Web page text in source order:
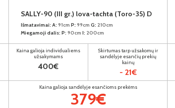
SALLY-90 (III gr.) lova-tachta (Toro-35) D
Išmatavimai: A: 91cm P: 99cm G: 210cm
Miegamoji dalis: P: 90cm I: 200cm
Kaina galioja individualiems
užsakymams
400€
Skirtumas tarp užsakomų ir
sandėlyje esančių prekių
kainų
- 21€
Kaina galioja sandėlyje esančioms prekėms
379€